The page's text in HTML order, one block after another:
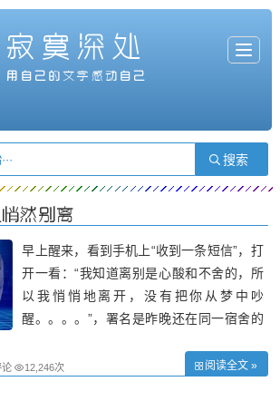
T
o
a
t
i
o
寂寞深处
用自己的文字感动自己
然别离
早上醒来，看到手机上“收到一条短信”，打
开一看：“我知道离别是心酸和不舍的，所
以我悄悄地离开，没有把你从梦中吵
醒。。。。”，署名是昨晚还在同一宿舍的
在了我的桌子上，我知道，在这包烟的后
论 12,246次 阅读全文 »